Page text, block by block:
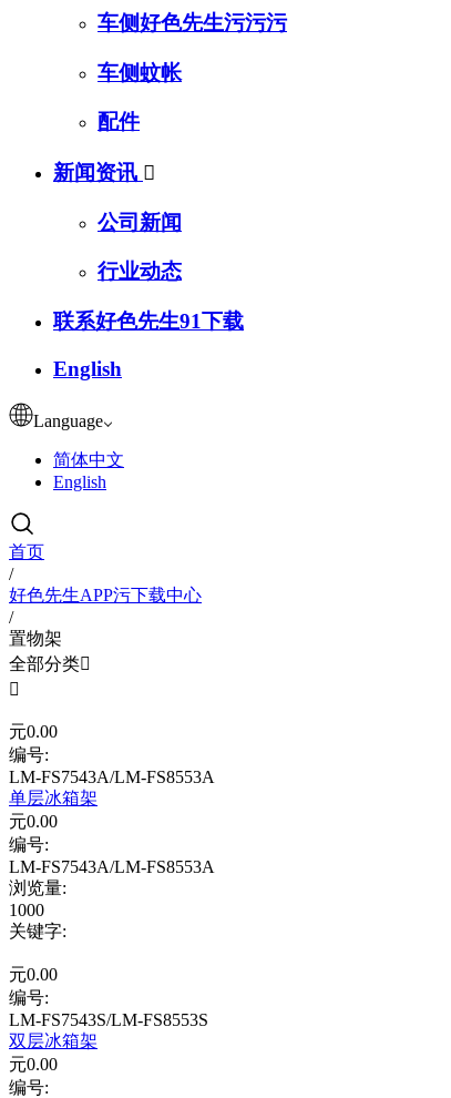
车侧好色先生污污污
车侧蚊帐
配件
新闻资讯 
公司新闻
行业动态
联系好色先生91下载
English
Language
简体中文
English
首页
/
好色先生APP污下载中心
/
置物架
全部分类

元0.00
编号:
LM-FS7543A/LM-FS8553A
单层冰箱架
元0.00
编号:
LM-FS7543A/LM-FS8553A
浏览量:
1000
关键字:
元0.00
编号:
LM-FS7543S/LM-FS8553S
双层冰箱架
元0.00
编号: